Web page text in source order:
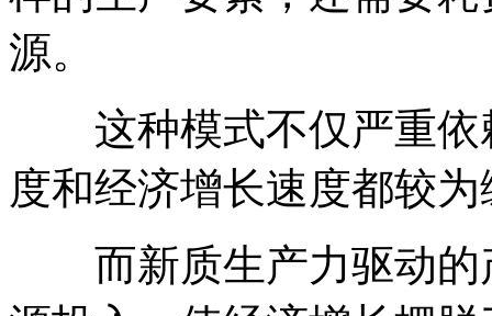
源。
这种模式不仅严重依
度和经济增长速度都较
而新质生产力驱动的